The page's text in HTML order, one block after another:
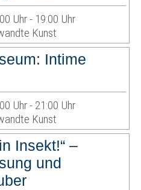
Uhr - 19:00 Uhr
Kunst
Intime
Uhr - 21:00 Uhr
Kunst
Insekt!“ –
und